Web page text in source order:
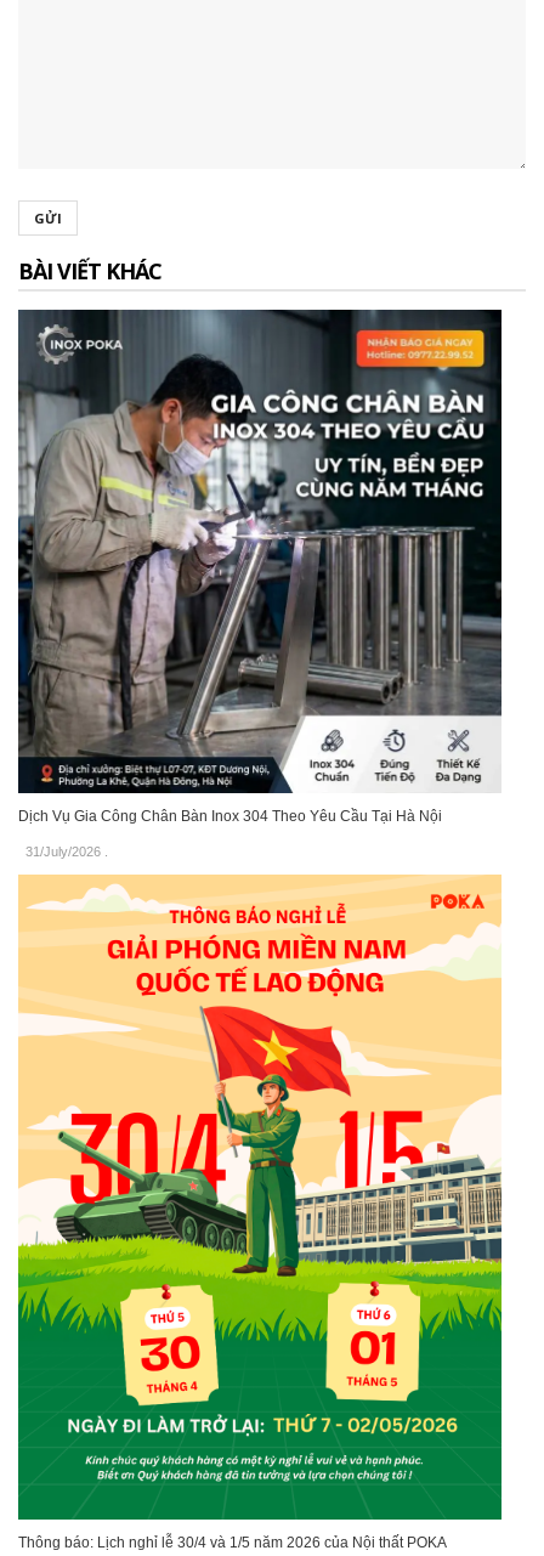
GỬI
BÀI VIẾT KHÁC
Dịch Vụ Gia Công Chân Bàn Inox 304 Theo Yêu Cầu Tại Hà Nội
31/July/2026
Thông báo: Lịch nghỉ lễ 30/4 và 1/5 năm 2026 của Nội thất POKA